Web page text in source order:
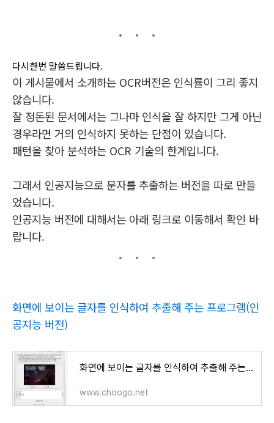
다시한번 말씀드립니다.
이 게시물에서 소개하는 OCR버전은 인식률이 그리 좋지
않습니다.
잘 정돈된 문서에서는 그나마 인식을 잘 하지만 그게 아닌
경우라면 거의 인식하지 못하는 단점이 있습니다.
패턴을 찾아 분석하는 OCR 기술의 한계입니다.
그래서 인공지능으로 문자를 추출하는 버전을 따로 만들
었습니다.
인공지능 버전에 대해서는 아래 링크로 이동해서 확인 바
랍니다.
화면에 보이는 글자를 인식하여 추출해 주는 프로그램(인
공지능 버전)
화면에 보이는 글자를 인식하여 추출해 주는 프로그램(인공지능 버전)
www.choogo.net